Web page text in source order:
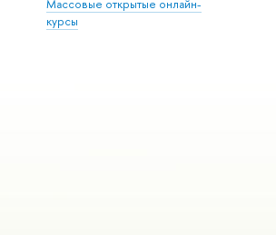
Массовые открытые онлайн-
курсы